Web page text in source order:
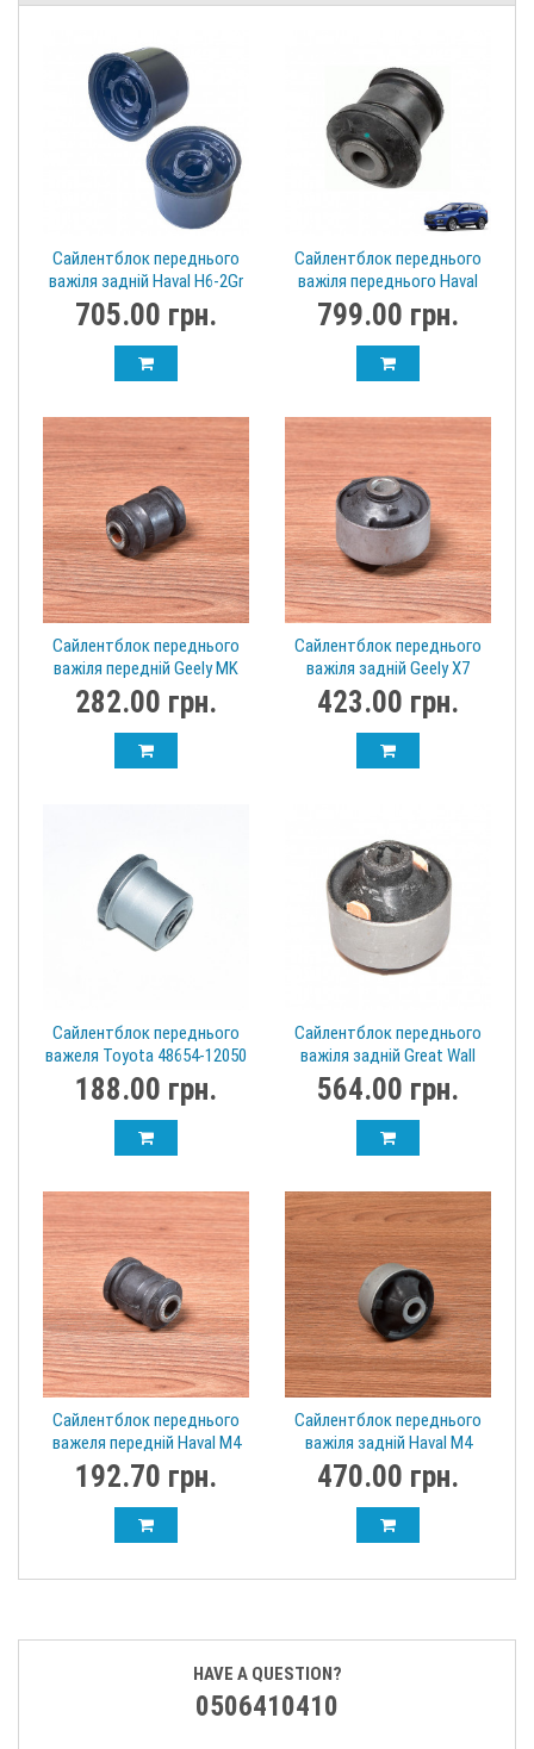
Сайлентблок переднього
важіля задній Haval H6-2Gr
2904170XKZ16A
705.00 грн.
Сайлентблок переднього
важіля переднього Haval
H6-2Gr 2904160XKZ16B
799.00 грн.
Сайлентблок переднього
важіля передній Geely MK
1014001608 Swag
282.00 грн.
Сайлентблок переднього
важіля задній Geely X7
1014020008 RBI Джилі
423.00 грн.
Сайлентблок переднього
важеля Toyota 48654-12050
LAND CRUISER PRADO 1996
188.00 грн.
Сайлентблок переднього
важіля задній Great Wall
Haval H2 2902217XSZ08A
Euro
564.00 грн.
Сайлентблок переднього
важеля передній Haval M4
2904130-S08
192.70 грн.
Сайлентблок переднього
важіля задній Haval M4
KNUOT 2904140-S08
470.00 грн.
HAVE A QUESTION?
0506410410